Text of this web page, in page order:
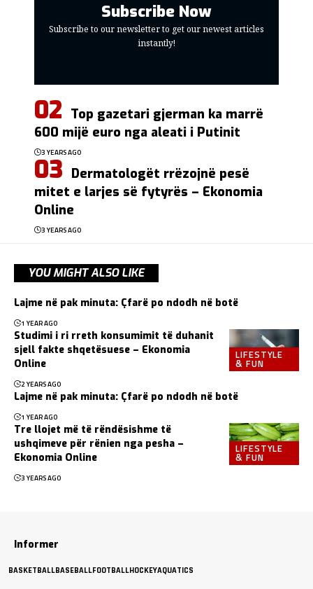
Subscribe Now
Subscribe to our newsletter to get our newest articles
instantly!
Top gazetari gjerman ka marrë
600 mijë euro nga aleati i Putinit
3 YEARS AGO
Dermatologët rrëzojnë pesë
mitet e larjes së fytyrës – Ekonomia
Online
3 YEARS AGO
YOU MIGHT ALSO LIKE
Lajme në pak minuta: Çfarë po ndodh në botë
1 YEAR AGO
LIFESTYLE
& FUN
Studimi i ri rreth konsumimit të duhanit
sjell fakte shqetësuese – Ekonomia
Online
2 YEARS AGO
Lajme në pak minuta: Çfarë po ndodh në botë
1 YEAR AGO
LIFESTYLE
& FUN
Tre llojet më të rëndësishme të
ushqimeve për rënien nga pesha –
Ekonomia Online
3 YEARS AGO
Informer
BASKETBALLBASEBALLFOOTBALLHOCKEYAQUATICS